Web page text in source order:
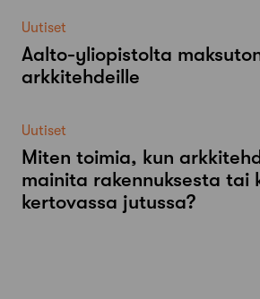
Uutiset
Aalto-​yliopistolta
arkkitehdeille
Uutiset
Miten toimia, kun
mainita rakennuksesta tai
kertovassa jutussa?